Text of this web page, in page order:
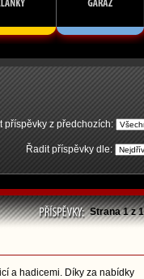
příspěvky z předchozích:
Řadit příspěvky dle:
Strana1z1
a hadicemi. Díky za nabídky